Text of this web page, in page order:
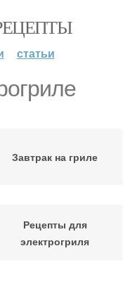
статьи
Завтрак на гриле
Рецепты для
электрогриля